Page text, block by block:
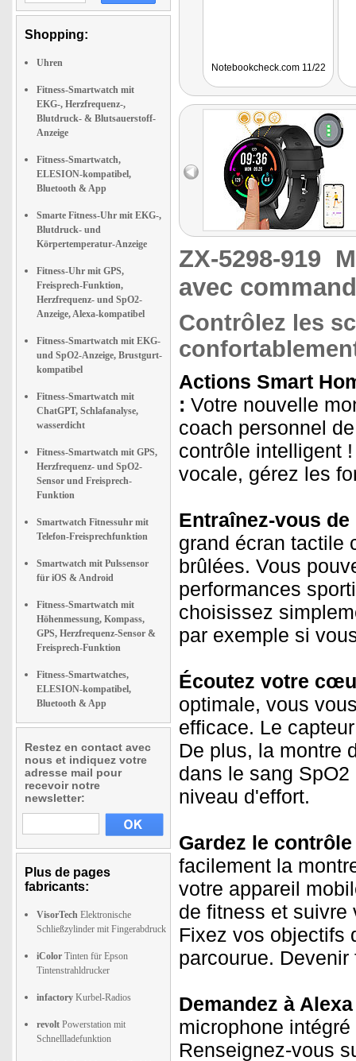
Shopping:
Uhren
Fitness-Smartwatch mit
EKG-, Herzfrequenz-,
Blutdruck- & Blutsauerstoff-
Anzeige
Fitness-Smartwatch,
ELESION-kompatibel,
Bluetooth & App
Smarte Fitness-Uhr mit EKG-,
Blutdruck- und
Körpertemperatur-Anzeige
Fitness-Uhr mit GPS,
Freisprech-Funktion,
Herzfrequenz- und SpO2-
Anzeige, Alexa-kompatibel
Fitness-Smartwatch mit EKG-
und SpO2-Anzeige, Brustgurt-
kompatibel
Fitness-Smartwatch mit
ChatGPT, Schlafanalyse,
wasserdicht
Fitness-Smartwatch mit GPS,
Herzfrequenz- und SpO2-
Sensor und Freisprech-
Funktion
Smartwatch Fitnessuhr mit
Telefon-Freisprechfunktion
Smartwatch mit Pulssensor
für iOS & Android
Fitness-Smartwatch mit
Höhenmessung, Kompass,
GPS, Herzfrequenz-Sensor &
Freisprech-Funktion
Fitness-Smartwatches,
ELESION-kompatibel,
Bluetooth & App
Restez en contact avec
nous et indiquez votre
adresse mail pour
recevoir notre
newsletter:
Plus de pages
fabricants:
VisorTech Elektronische
Schließzylinder mit Fingerabdruck
iColor Tinten für Epson
Tintenstrahldrucker
infactory Kurbel-Radios
revolt Powerstation mit
Schnellladefunktion
Notebookcheck.com 11/22
ZX-5298-919
avec
Contrôlez les
Actions Smart
: Votre nouvelle
coach personnel
contrôle intelligent
vocale, gérez les
Entraînez-vous
grand écran tactile
brûlées. Vous
performances
choisissez
par exemple si
Écoutez votre
optimale, vous
efficace. Le
De plus, la montre
dans le sang
niveau d'effort.
Gardez le
facilement la
votre appareil
de fitness et suivre
Fixez vos objectifs
parcourue.
Demandez à
microphone
Renseignez-vous